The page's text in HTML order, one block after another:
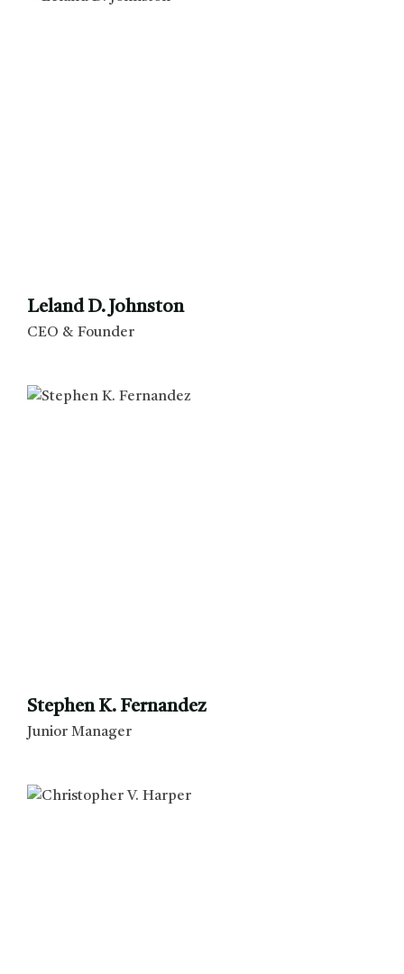
Leland D. Johnston
CEO & Founder
Stephen K. Fernandez
Junior Manager